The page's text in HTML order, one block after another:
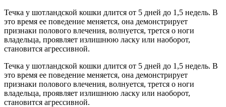
Течка у шотландской кошки длится от 5 дней до 1,5 недель. В
это время ее поведение меняется, она демонстрирует
признаки полового влечения, волнуется, трется о ноги
владельца, проявляет излишнюю ласку или наоборот,
становится агрессивной.
Течка у шотландской кошки длится от 5 дней до 1,5 недель. В
это время ее поведение меняется, она демонстрирует
признаки полового влечения, волнуется, трется о ноги
владельца, проявляет излишнюю ласку или наоборот,
становится агрессивной.